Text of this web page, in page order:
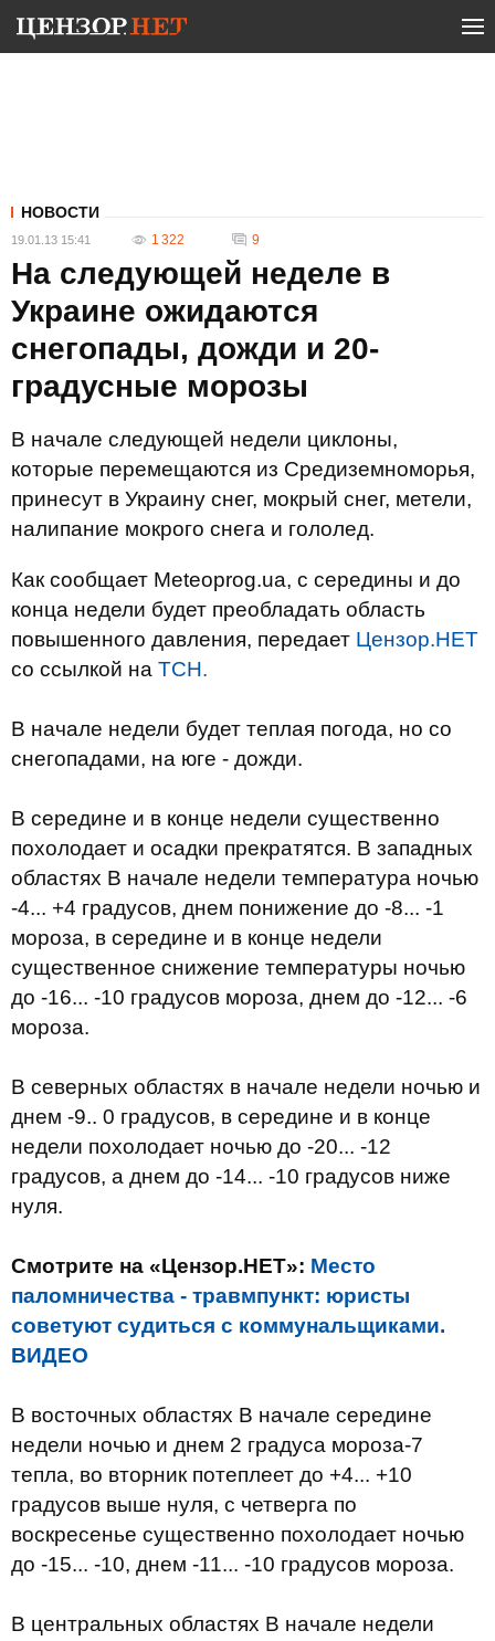
НОВОСТИ
19.01.13 15:41 1 322 9
На следующей неделе в
Украине ожидаются
снегопады, дожди и 20-
градусные морозы
В начале следующей недели циклоны,
которые перемещаются из Средиземноморья,
принесут в Украину снег, мокрый снег, метели,
налипание мокрого снега и гололед.
Как сообщает Meteoprog.ua, с середины и до
конца недели будет преобладать область
повышенного давления, передает Цензор.НЕТ
со ссылкой на ТСН.
В начале недели будет теплая погода, но со
снегопадами, на юге - дожди.
В середине и в конце недели существенно
похолодает и осадки прекратятся. В западных
областях В начале недели температура ночью
-4... +4 градусов, днем понижение до -8... -1
мороза, в середине и в конце недели
существенное снижение температуры ночью
до -16... -10 градусов мороза, днем до -12... -6
мороза.
В северных областях в начале недели ночью и
днем -9.. 0 градусов, в середине и в конце
недели похолодает ночью до -20... -12
градусов, а днем до -14... -10 градусов ниже
нуля.
Смотрите на «Цензор.НЕТ»: Место
паломничества - травмпункт: юристы
советуют судиться с коммунальщиками.
ВИДЕО
В восточных областях В начале середине
недели ночью и днем 2 градуса мороза-7
тепла, во вторник потеплеет до +4... +10
градусов выше нуля, с четверга по
воскресенье существенно похолодает ночью
до -15... -10, днем -11... -10 градусов мороза.
В центральных областях В начале недели